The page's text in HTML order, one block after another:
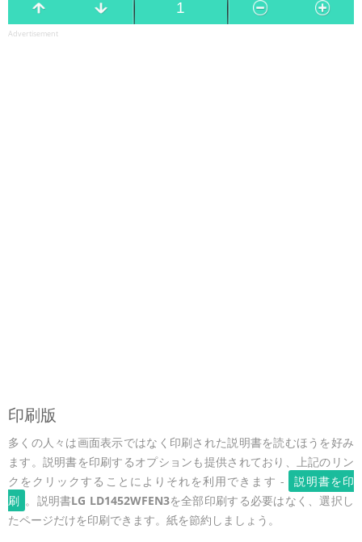
Advertisement
印刷版
多くの人々は画面表示ではなく印刷された説明書を読むほうを好み
ます。説明書を印刷するオプションも提供されており、上記のリン
クをクリックすることによりそれを利用できます -
説明書を印
刷 。説明書LG LD1452WFEN3を全部印刷する必要はなく、選択し
たページだけを印刷できます。紙を節約しましょう。